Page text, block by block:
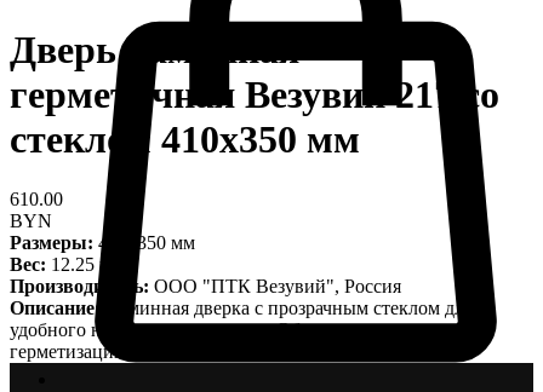
Дверь каминная
герметичная Везувий 217 со
стеклом 410х350 мм
610.00
BYN
Размеры: 410х350 мм
Вес: 12.25 кг
Производитель: ООО "ПТК Везувий", Россия
Описание:
Каминная дверка с прозрачным стеклом для
удобного наблюдения за огнем. Обеспечивает надежную
герметизацию и эффективную теплоизоляцию.